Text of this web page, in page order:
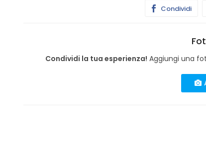
Condividi
Condividi la tua esperienza! Aggiungi una